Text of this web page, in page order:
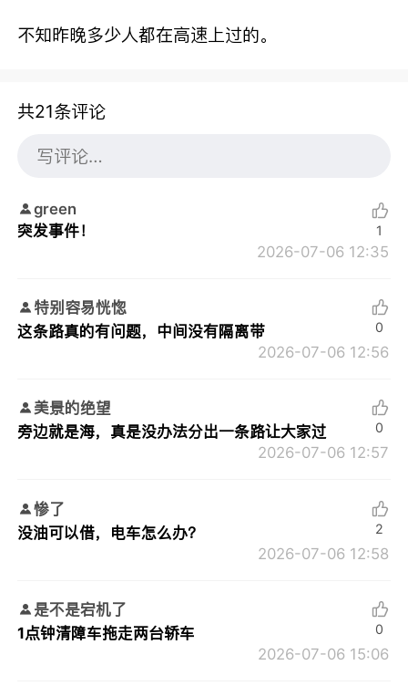
不知昨晚多少人都在高速上过的。
共21条评论
green
突发事件！
2026-07-06 12:35
1
特别容易恍惚
这条路真的有问题，中间没有隔离带
2026-07-06 12:56
0
美景的绝望
旁边就是海，真是没办法分出一条路让大家过
2026-07-06 12:57
0
惨了
没油可以借，电车怎么办？
2026-07-06 12:58
2
是不是宕机了
1点钟清障车拖走两台轿车
2026-07-06 15:06
0